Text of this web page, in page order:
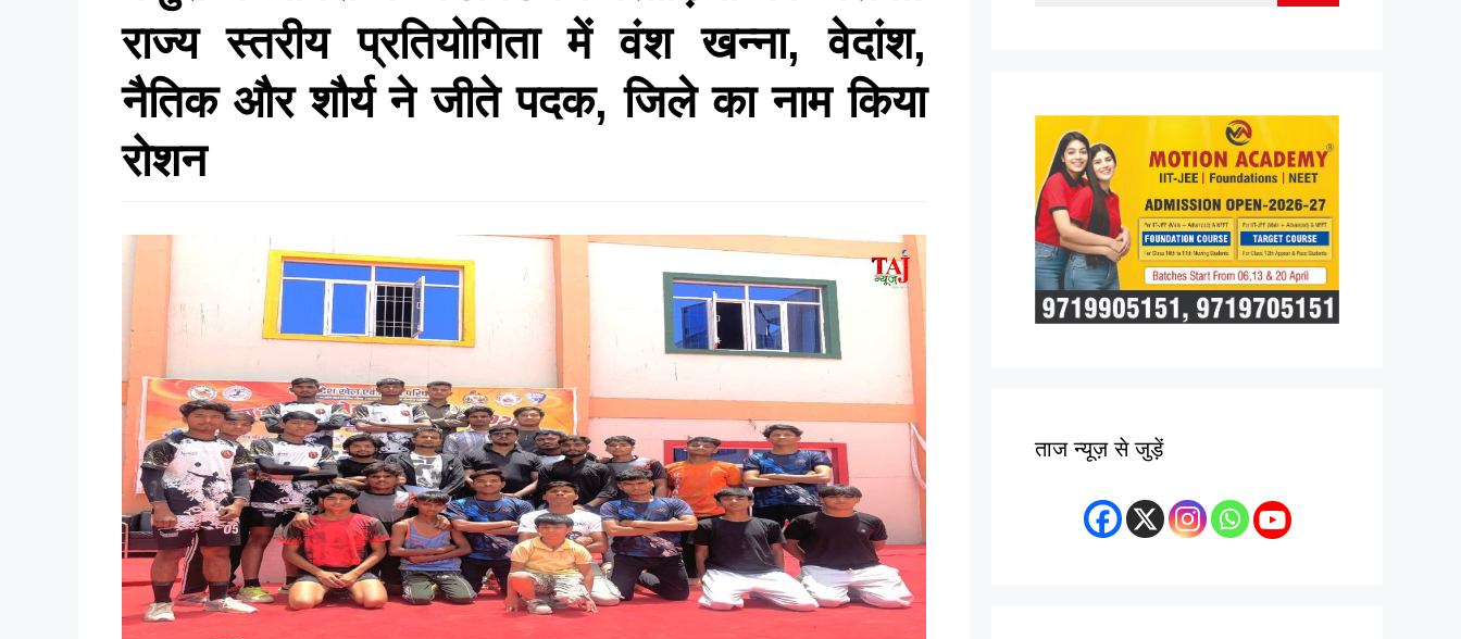
राज्य स्तरीय प्रतियोगिता में वंश खन्ना, वेदांश,
नैतिक और शौर्य ने जीते पदक, जिले का नाम किया
रोशन
ताज न्यूज़ से जुड़ें